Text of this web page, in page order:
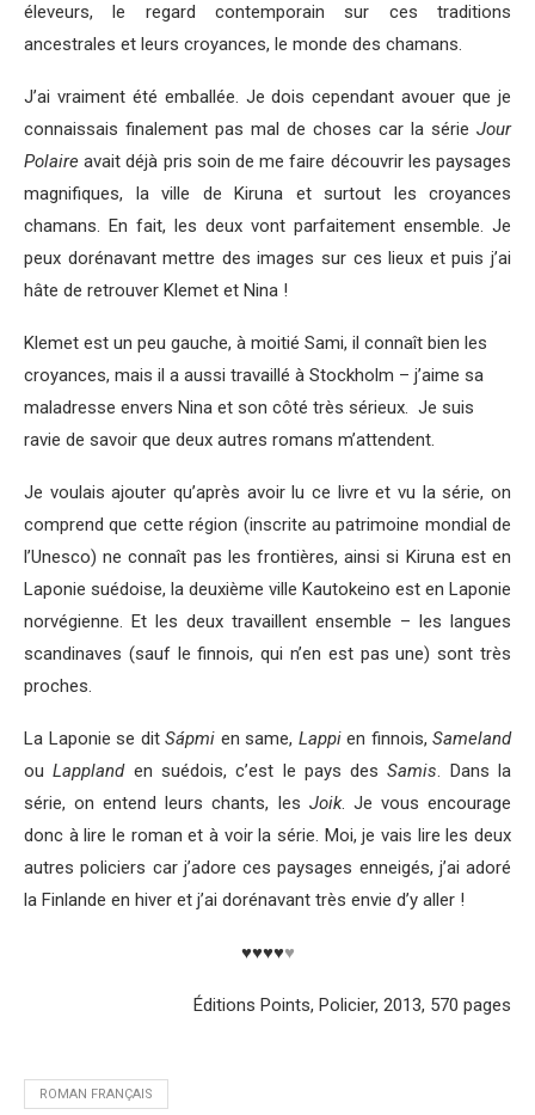
éleveurs, le regard contemporain sur ces traditions
ancestrales et leurs croyances, le monde des chamans.
J’ai vraiment été emballée. Je dois cependant avouer que je
connaissais finalement pas mal de choses car la série Jour
Polaire avait déjà pris soin de me faire découvrir les paysages
magnifiques, la ville de Kiruna et surtout les croyances
chamans. En fait, les deux vont parfaitement ensemble. Je
peux dorénavant mettre des images sur ces lieux et puis j’ai
hâte de retrouver Klemet et Nina !
Klemet est un peu gauche, à moitié Sami, il connaît bien les
croyances, mais il a aussi travaillé à Stockholm – j’aime sa
maladresse envers Nina et son côté très sérieux. Je suis
ravie de savoir que deux autres romans m’attendent.
Je voulais ajouter qu’après avoir lu ce livre et vu la série, on
comprend que cette région (inscrite au patrimoine mondial de
l’Unesco) ne connaît pas les frontières, ainsi si Kiruna est en
Laponie suédoise, la deuxième ville Kautokeino est en Laponie
norvégienne. Et les deux travaillent ensemble – les langues
scandinaves (sauf le finnois, qui n’en est pas une) sont très
proches.
La Laponie se dit Sápmi en same, Lappien finnois, Sameland
ouLapplanden suédois, c’est le pays desSamis. Dans la
série, on entend leurs chants, les Joik. Je vous encourage
donc à lire le roman et à voir la série. Moi, je vais lire les deux
autres policiers car j’adore ces paysages enneigés, j’ai adoré
la Finlande en hiver et j’ai dorénavant très envie d’y aller !
♥♥♥♥♥
Éditions Points, Policier, 2013, 570 pages
ROMAN FRANÇAIS